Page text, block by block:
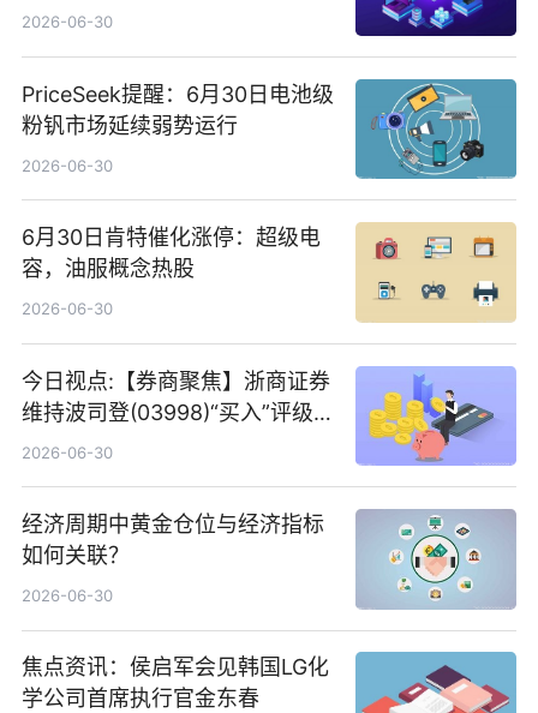
2026-06-30
PriceSeek提醒：6月30日电池级
粉钒市场延续弱势运行
2026-06-30
6月30日肯特催化涨停：超级电
容，油服概念热股
2026-06-30
今日视点:【券商聚焦】浙商证券
维持波司登(03998)“买入”评级
指其业绩高质量稳增长
2026-06-30
经济周期中黄金仓位与经济指标
如何关联？
2026-06-30
焦点资讯：侯启军会见韩国LG化
学公司首席执行官金东春